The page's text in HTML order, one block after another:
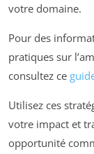
votre domaine.
Pour des
pratiques sur
consultez ce
Utilisez ces
votre impact et
opportunité